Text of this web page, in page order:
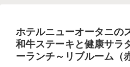
ホテルニューオータニの
和牛ステーキと健康サラ
ーランチ～リブルーム（